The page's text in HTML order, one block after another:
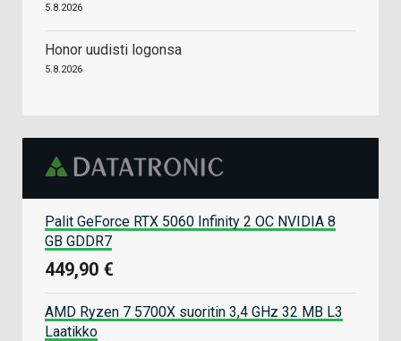
5.8.2026
Honor uudisti logonsa
5.8.2026
Palit GeForce RTX 5060 Infinity 2 OC NVIDIA 8
GB GDDR7
449,90 €
AMD Ryzen 7 5700X suoritin 3,4 GHz 32 MB L3
Laatikko